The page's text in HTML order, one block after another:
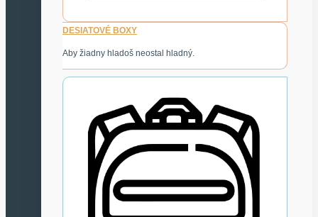
DESIATOVÉ BOXY
Aby žiadny hladoš neostal hladný.